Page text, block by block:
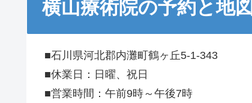
横山療術院の予約と地図
■石川県河北郡内灘町鶴ヶ丘5-1-343
■休業日：日曜、祝日
■営業時間：午前9時～午後7時